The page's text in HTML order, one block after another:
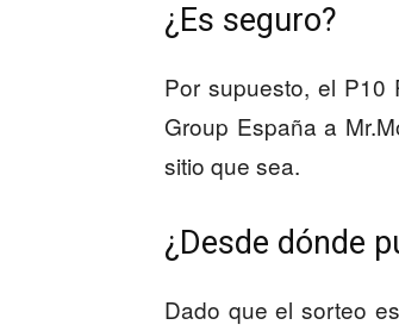
¿Es seguro?
Por supuesto, el P10
Group España a
sitio que sea.
¿Desde dónde
Dado que el sorteo